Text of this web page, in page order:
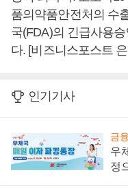
품의약품안전처의 수
국(FDA)의 긴급사용
다. [비즈니스포스트
인기기사
금융
우
정